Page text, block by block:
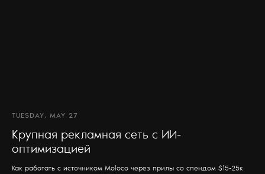
TUESDAY, MAY 27
Крупная рекламная сеть с ИИ-
оптимизацией
Как работать с источником Moloco через прилы со спендом $15-25к